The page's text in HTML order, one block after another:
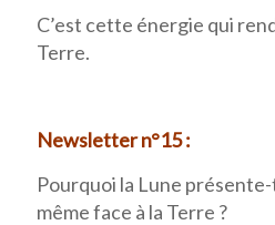
C’est cette énergie qui
Terre.
Newsletter n°15 :
Pourquoi la Lune
même face à la Terre ?